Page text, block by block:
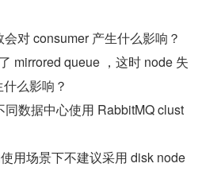
对 consumer 产生什么影响？
mirrored queue ，这时 node 失
么影响？
数据中心使用 RabbitMQ clust
用场景下不建议采用 disk node